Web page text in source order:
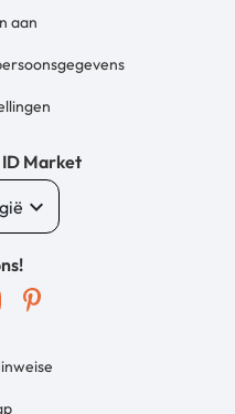
aan
Market
keyboard_arrow_down